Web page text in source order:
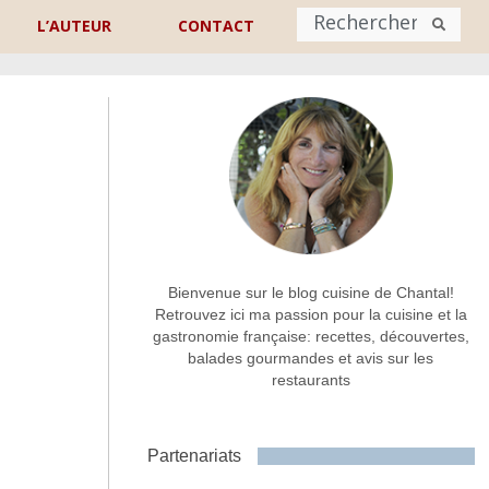
L’AUTEUR CONTACT
Nom
Commentaire ou message *
Bienvenue sur le blog cuisine de Chantal!
Retrouvez ici ma passion pour la cuisine et la
gastronomie française: recettes, découvertes,
balades gourmandes et avis sur les
restaurants
Partenariats